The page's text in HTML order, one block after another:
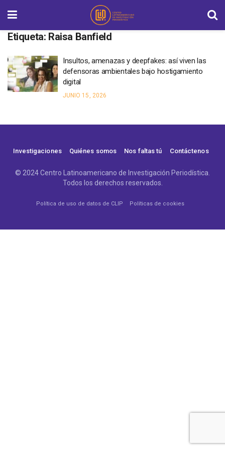
Etiqueta: Raisa Banfield
Insultos, amenazas y deepfakes: así viven las
defensoras ambientales bajo hostigamiento
digital
JUNIO 15, 2026
Investigaciones Quiénes somos Nos faltas tú Contáctenos
© 2024 Centro Latinoamericano de Investigación Periodística.
Todos los derechos reservados.
Política de uso de datos de CLIP Políticas de cookies